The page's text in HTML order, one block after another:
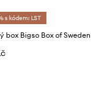
s kódem: LST
box Bigso Box of Sweden